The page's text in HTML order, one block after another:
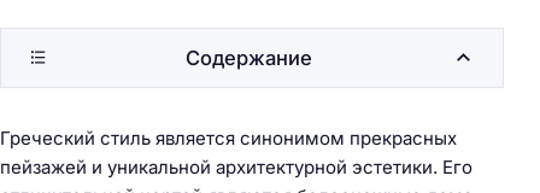
Греческий стиль является синонимом прекрасных
пейзажей и уникальной архитектурной эстетики. Его
Содержание